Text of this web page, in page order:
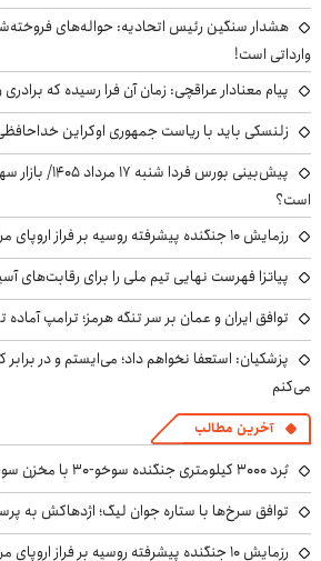
هشدار سنگین رئیس اتحادیه: حواله‌های
وارداتی است!
پیام معنادار عراقچی: زمان آن فرا رسیده که
زلنسکی باید با ریاست جمهوری اوکراین
پیش‌بینی بورس
است؟
رزمایش ۱۰ جنگنده پیشرفته روسیه بر فراز اروپای مرکزی با مهمات واقعی
پیاتزا فهرست نهایی تیم ملی را برای رقابت‌های
توافق ایران و عمان بر سر تنگه هرمز؛ ترامپ
پزشکیان: استعفا نخواهم داد؛ می‌ایستم و در
می‌کنم
آخرین مطالب
بُرد ۳۰۰۰ کیلومتری جنگنده سوخو-۳۰ با مخزن سوخت ۹.۶ تُنی
توافق سرخ‌ها با ستاره جوان لیگ؛ اژدهاکش به
رزمایش ۱۰ جنگنده پیشرفته روسیه بر فراز اروپای مرکزی با مهمات واقعی